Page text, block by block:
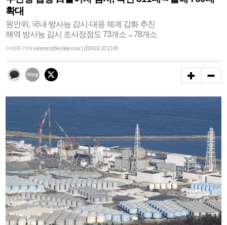
확대
원안위, 국내 방사능 감시·대응 체계 강화 추진
해역 방사능 감시 조사정점도 73개소→78개소
이석주 기자 serenom@kookje.co.kr | 2024.01.10 13:45